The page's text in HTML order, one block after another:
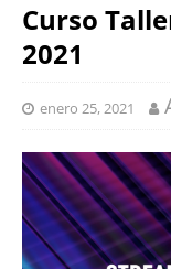
Curso
2021
enero 25, 2021